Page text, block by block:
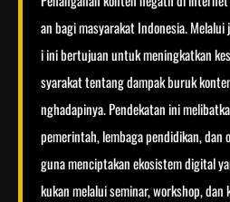
an bagi masyarakat Indonesia.
i ini bertujuan untuk meningkatkan
syarakat tentang dampak buruk
nghadapinya. Pendekatan ini
pemerintah, lembaga pendidikan,
guna menciptakan ekosistem digital
kukan melalui seminar, workshop, dan